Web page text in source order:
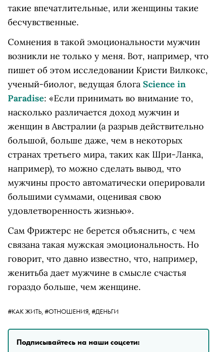
такие впечатлительные, или женщины такие
бесчувственные.
Сомнения в такой эмоциональности мужчин
возникли не только у меня. Вот, например, что
пишет об этом исследовании Кристи Вилкокс,
ученый-биолог, ведущая блога Science in
Paradise: «Если принимать во внимание то,
насколько различается доход мужчин и
женщин в Австралии (а разрыв действительно
большой, больше даже, чем в некоторых
странах третьего мира, таких как Шри-Ланка,
например), то можно сделать вывод, что
мужчины просто автоматически оперировали
большими суммами, оценивая свою
удовлетворенность жизнью».
Сам Фрижтерс не берется объяснить, с чем
связана такая мужская эмоциональность. Но
говорит, что давно известно, что, например,
женитьба дает мужчине в смысле счастья
гораздо больше, чем женщине.
#КАК ЖИТЬ, #ОТНОШЕНИЯ, #ДЕНЬГИ
Подписывайтесь на наши соцсети: